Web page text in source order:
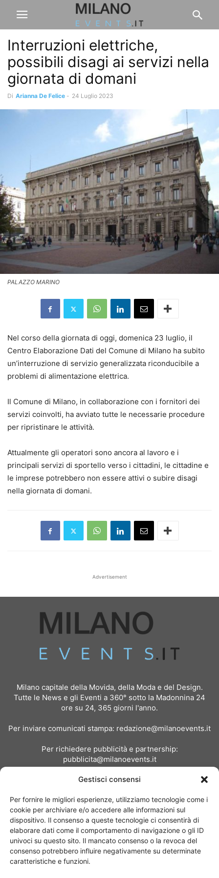
Gestisci consensi
Per fornire le migliori esperienze, utilizziamo tecnologie come i
cookie per archiviare e/o accedere alle informazioni sul
dispositivo. Il consenso a queste tecnologie ci consentirà di
elaborare dati come il comportamento di navigazione o gli ID
univoci su questo sito. Il mancato consenso o la revoca del
consenso potrebbero influire negativamente su determinate
caratteristiche e funzioni.
Interruzioni elettriche,
possibili disagi ai servizi nella
giornata di domani
Di Arianna De Felice - 24 Luglio 2023
PALAZZO MARINO
Nel corso della giornata di oggi, domenica 23 luglio, il
Centro Elaborazione Dati del Comune di Milano ha subito
un’interruzione di servizio generalizzata riconducibile a
problemi di alimentazione elettrica.
Il Comune di Milano, in collaborazione con i fornitori dei
servizi coinvolti, ha avviato tutte le necessarie procedure
per ripristinare le attività.
Attualmente gli operatori sono ancora al lavoro e i
principali servizi di sportello verso i cittadini, le cittadine e
le imprese potrebbero non essere attivi o subire disagi
nella giornata di domani.
Advertisement
Milano capitale della Movida, della Moda e del Design.
Tutte le News e gli Eventi a 360° sotto la Madonnina 24
ore su 24, 365 giorni l'anno.
Per inviare comunicati stampa: redazione@milanoevents.it
Per richiedere pubblicità e partnership:
pubblicita@milanoevents.it
Chi siamo I Nostri Clienti